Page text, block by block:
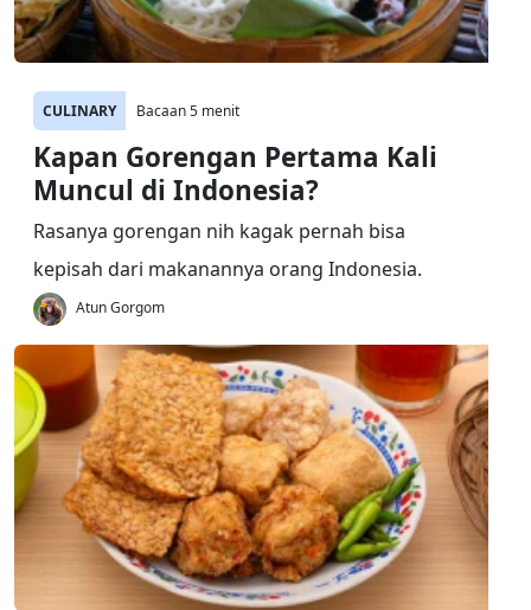
CULINARY Bacaan 5 menit
Kapan Gorengan Pertama Kali
Muncul di Indonesia?
Rasanya gorengan nih kagak pernah bisa
kepisah dari makanannya orang Indonesia.
Atun Gorgom